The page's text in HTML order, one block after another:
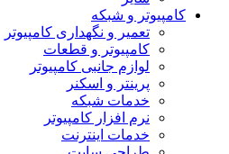
کامپیوتر و شبکه
تعمیر و نگهداری کامپیوتر
کامپیوتر و قطعات
لوازم جانبی کامپیوتر
پرینتر و اسکنر
خدمات شبکه
نرم افزار کامپیوتر
خدمات اینترنت